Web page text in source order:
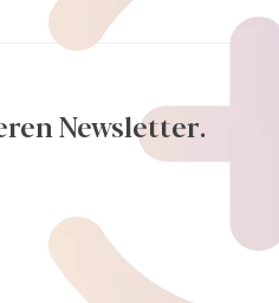
Newsletter.